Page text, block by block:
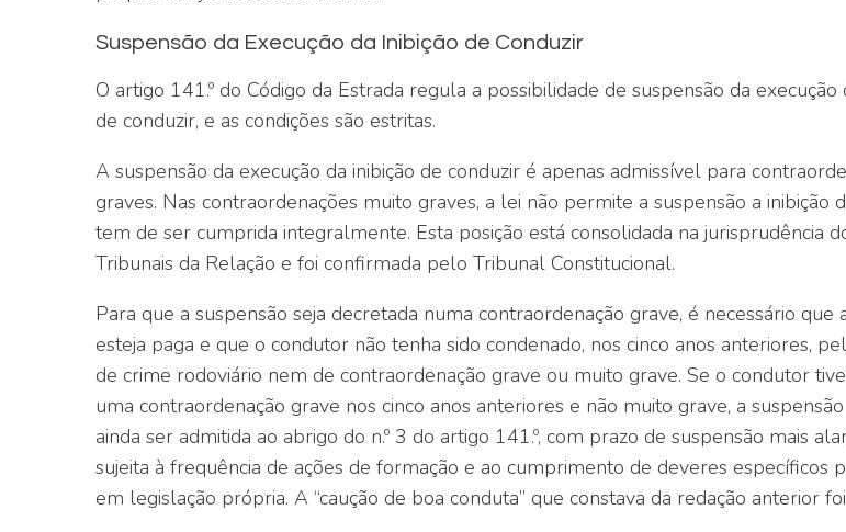
Suspensão da Execução da Inibição de Conduzir
O artigo 141.º do Código da Estrada regula a possibilidade de suspensão da execução
de conduzir, e as condições são estritas.
A suspensão da execução da inibição de conduzir é apenas admissível para
graves. Nas contraordenações muito graves, a lei não permite a suspensão a inibição
tem de ser cumprida integralmente. Esta posição está consolidada na jurisprudência
Tribunais da Relação e foi confirmada pelo Tribunal Constitucional.
Para que a suspensão seja decretada numa contraordenação grave, é necessário que
esteja paga e que o condutor não tenha sido condenado, nos cinco anos anteriores,
de crime rodoviário nem de contraordenação grave ou muito grave. Se o condutor
uma contraordenação grave nos cinco anos anteriores e não muito grave, a
ainda ser admitida ao abrigo do n.º 3 do artigo 141.º, com prazo de suspensão mais
sujeita à frequência de ações de formação e ao cumprimento de deveres específicos
em legislação própria. A “caução de boa conduta” que constava da redação anterior